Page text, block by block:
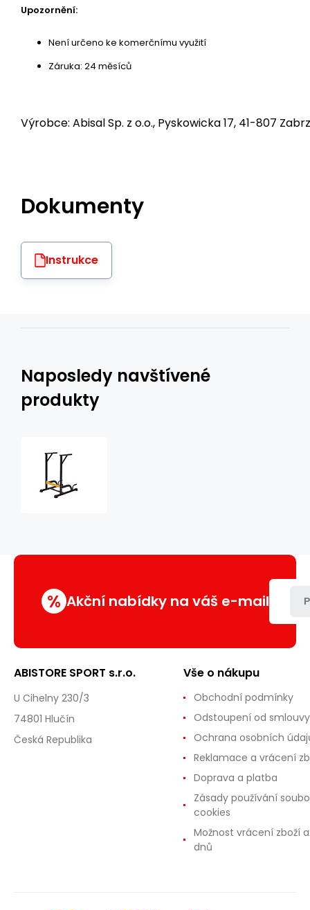
Upozornění:
Není určeno ke komerčnímu využití
Záruka: 24 měsíců
Výrobce: Abisal Sp. z o.o., Pyskowicka 17, 41-807
Dokumenty
Instrukce
Naposledy navštívené
produkty
% Akční nabídky na váš e-mail
ABISTORE SPORT s.r.o.
U Cihelny 230/3
74801 Hlučín
Česká Republika
Vše o nákupu
Obchodní podmínky
Odstoupení od smlouvy
Ochrana osobních
Reklamace a vrácení
Doprava a platba
Zásady používání
cookies
Možnost vrácení zboží
dnů